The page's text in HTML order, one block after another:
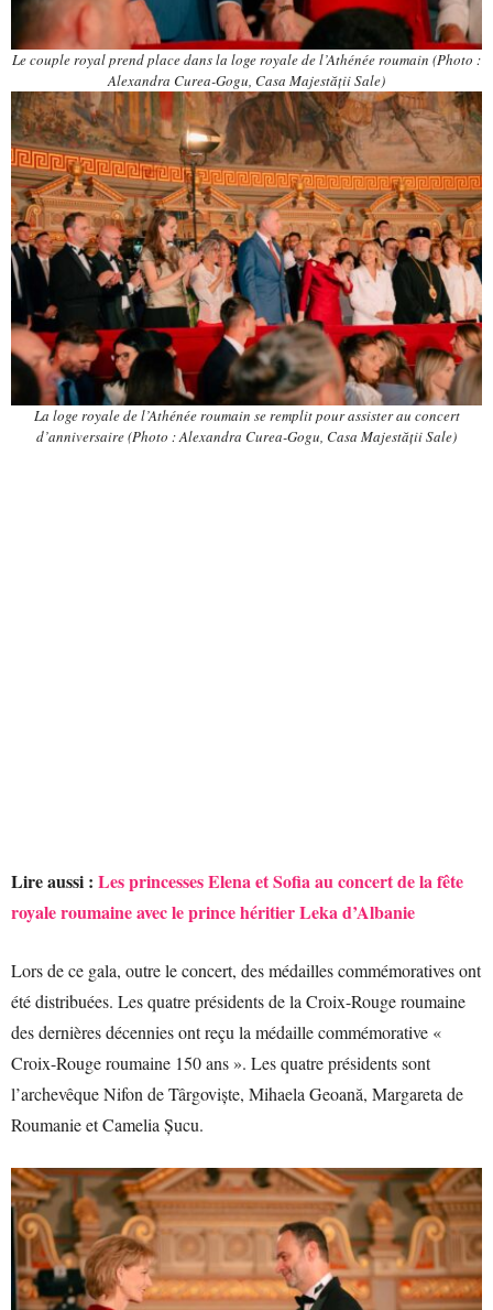
Le couple royal prend place dans la loge royale de l’Athénée roumain (Photo :
Alexandra Curea-Gogu, Casa Majestății Sale)
La loge royale de l’Athénée roumain se remplit pour assister au concert
d’anniversaire (Photo : Alexandra Curea-Gogu, Casa Majestății Sale)
Lire aussi : Les princesses Elena et Sofia au concert de la fête
royale roumaine avec le prince héritier Leka d’Albanie
Lors de ce gala, outre le concert, des médailles commémoratives ont
été distribuées. Les quatre présidents de la Croix-Rouge roumaine
des dernières décennies ont reçu la médaille commémorative «
Croix-Rouge roumaine 150 ans ». Les quatre présidents sont
l’archevêque Nifon de Târgoviște, Mihaela Geoană, Margareta de
Roumanie et Camelia Șucu.